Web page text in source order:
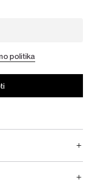
politika